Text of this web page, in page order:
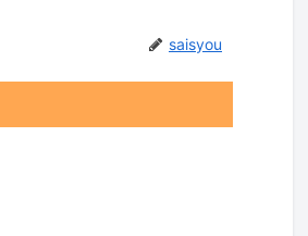
saisyou